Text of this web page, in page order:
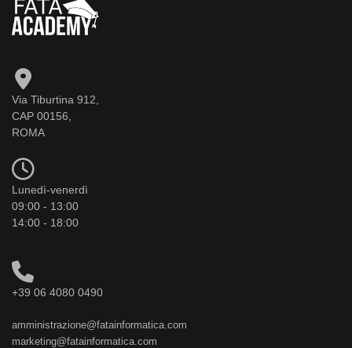
Via Tiburtina 912,
CAP 00156,
ROMA
Lunedì-venerdì
09:00 - 13:00
14:00 - 18:00
+39 06 4080 0490
amministrazione@fatainformatica.com
marketing@fatainformatica.com